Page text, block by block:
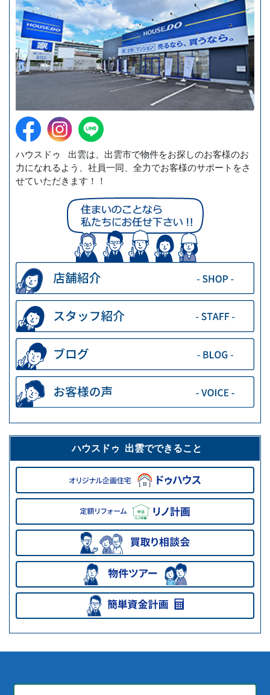
ハウスドゥ 出雲は、出雲市で物件をお探しのお客様のお
力になれるよう、社員一同、全力でお客様のサポートをさ
せていただきます！！
ハウスドゥ 出雲でできること